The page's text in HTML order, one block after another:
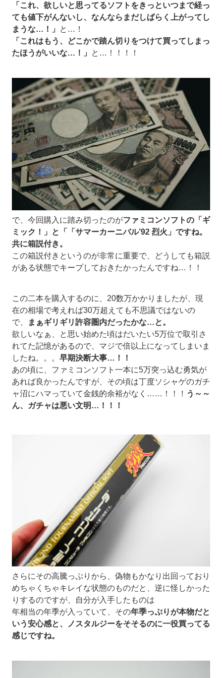
「これ、欲しいと思ってるソフトをきっといつまで経っ
ても値下がんないし、なんならまだしばらく上がってし
まうな…！」
と…！
「これはもう、どこかで踏ん切りをつけて買ってしまっ
たほうがいいな…！」
と…！！！！
で、今回購入に踏み切ったのがファミコンソフトの「ギ
ミック！」と「「サマーカーニバル’92 烈火」ですね。
共に箱説付き。
この箱説付きというのが非常に重要で、どうしても箱説
がある状態でキープしておきたかったんですね…！！
この二本を購入するのに、20数万かかりましたが、現
在の相場で考えれば30万超えても不思議ではないの
で、
まぁギリギリ許容圏内だったかな…と。
欲しいなぁ、と思い始めた頃はだいたい5万位で取引さ
れてた記憶があるので、マジで倍以上になってしまいま
したね。。。 早期決断大事…！！
あの頃に、ファミコンソフト一本に5万突っ込む勇気が
あれば良かったんですが、その頃は丁度ソシャゲのガチ
ャ沼にハマっていて金銭的余裕がなく……！！！ う～～
ん、ガチャは悪い文明…！！！
さらにその高騰っぷりから、偽物もかなり出回っており
めちゃくちゃキレイな状態のものだと、逆に怪しかった
りするのですが、自分が入手したものは
年相当の年季が入っていて、その年季っぷりが本物だと
いう安心感と、ノスタルジーをそそるのに一役買ってる
感じですね。